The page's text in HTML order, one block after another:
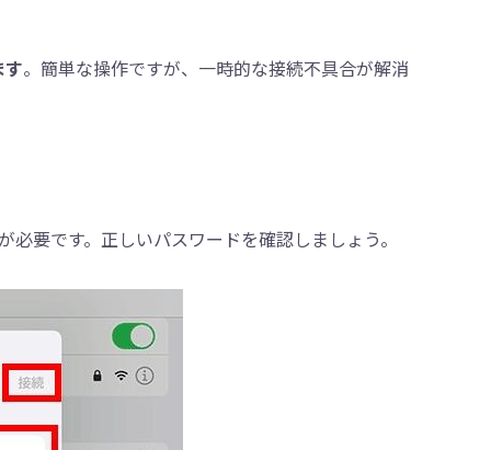
。簡単な操作ですが、一時的な接続不具合が解消
要です。正しいパスワードを確認しましょう。